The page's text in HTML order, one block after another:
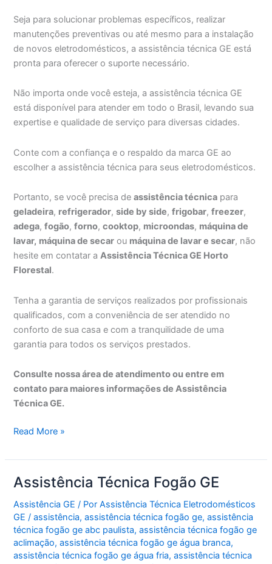
Seja para solucionar problemas específicos, realizar
manutenções preventivas ou até mesmo para a instalação
de novos eletrodomésticos, a assistência técnica GE está
pronta para oferecer o suporte necessário.
Não importa onde você esteja, a assistência técnica GE
está disponível para atender em todo o Brasil, levando sua
expertise e qualidade de serviço para diversas cidades.
Conte com a confiança e o respaldo da marca GE ao
escolher a assistência técnica para seus eletrodomésticos.
Portanto, se você precisa deassistência técnica para
geladeira, refrigerador,side by side,frigobar,freezer,
adega,fogão,forno,cooktop, microondas, máquina de
lavar, máquina de secar ou máquina de lavar e secar, não
hesite em contatar aAssistência Técnica GE Horto
Florestal.
Tenha a garantia de serviços realizados por profissionais
qualificados, com a conveniência de ser atendido no
conforto de sua casa e com a tranquilidade de uma
garantia para todos os serviços prestados.
Consulte nossa área de atendimento ou entre em
contato para maiores informações de Assistência
Técnica GE.
Assistência
GE
Horto
Florestal
Read More »
Assistência Técnica Fogão GE
Assistência GE / PorAssistência Técnica Eletrodomésticos
GE /assistência,assistência técnica fogão ge,assistência
técnica fogão ge abc paulista,assistência técnica fogão ge
aclimação,assistência técnica fogão ge água branca,
assistência técnica fogão ge água fria,assistência técnica